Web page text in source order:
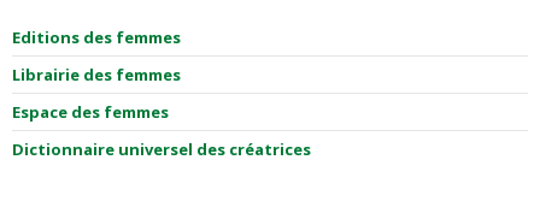
Editions des femmes
Librairie des femmes
Espace des femmes
Dictionnaire universel des créatrices